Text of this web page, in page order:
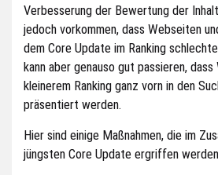
Verbesserung der Bewertung der
jedoch vorkommen, dass Webseiten
dem Core Update im Ranking
kann aber genauso gut passieren,
kleinerem Ranking ganz vorn in den
präsentiert werden.
Hier sind einige Maßnahmen, die im
jüngsten Core Update ergriffen